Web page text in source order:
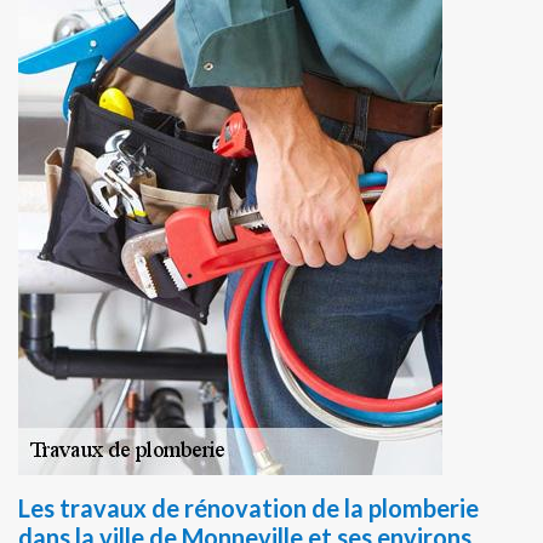
Les travaux de rénovation de la plomberie
dans la ville de Monneville et ses environs